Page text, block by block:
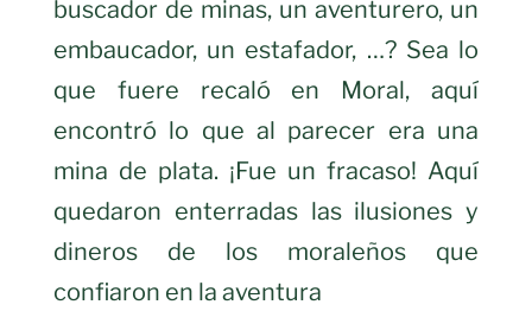
buscador de minas, un aventurero, un
embaucador, un estafador, …? Sea lo
que fuere recaló en Moral, aquí
encontró lo que al parecer era una
mina de plata. ¡Fue un fracaso! Aquí
quedaron enterradas las ilusiones y
dineros de los moraleños que
confiaron en la aventura